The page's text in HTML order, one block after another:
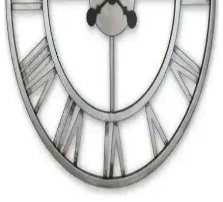
Modern ve Şık Gümüş Güneş Duvar Saati - Estetik
ve Fonksiyonellik Bir Arada
Eya ve Eyka Store'un modern tasarımıyla öne çıkan gümüş güneş
duvar saati, estetik görünüm ve sessiz mekanizmasıyla yaşam
alanlarınızı şıklıkla buluşturuyor.
Zevahir Mobilya Modern Gümüş Çerçeveli Besmele
Yazılı MDF Duvar Saati 75-90 karakter
Zevahir Mobilya'nın modern tasarımlı, gümüş çerçeveli ve Besmele
yazılı MDF duvar saati, çeşitli boyut seçenekleriyle iç mekanlara
şıklık katıyor. Dayanıklı malzeme ve sessiz çalışma özelliğiyle uzun
ömürlü kullanım sağlar.
Nisanest Modern Gümüş Güneş Duvar Saati: Şık ve
Fonksiyonel Modern Dekorasyon Parçası
Nisanest modern gümüş güneş duvar saati, şık tasarımı ve sessiz
mekanizmasıyla ev ve ofis dekorunuza modern bir dokunuş katıyor,
kolay kurulumu ve dayanıklı yapısıyla öne çıkıyor.